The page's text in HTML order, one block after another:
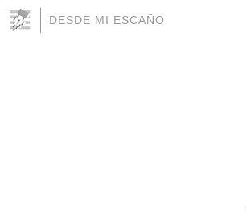
DESDE MI ESCAÑO